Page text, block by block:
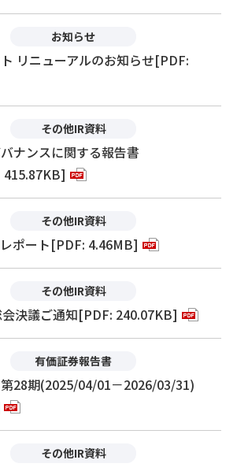
お知らせ
リニューアルのお知らせ[PDF:
その他IR資料
ナンスに関する報告書
その他IR資料
ポート[PDF: 4.46MB]
その他IR資料
決議ご通知[PDF: 240.07KB]
有価証券報告書
28期(2025/04/01－2026/03/31)
その他IR資料